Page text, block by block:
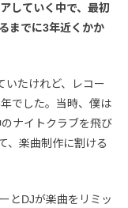
していく中で、最初
までに3年近くかか
いたけれど、レコー
でした。当時、僕は
ナイトクラブを飛び
、楽曲制作に割ける
とDJが楽曲をリミッ